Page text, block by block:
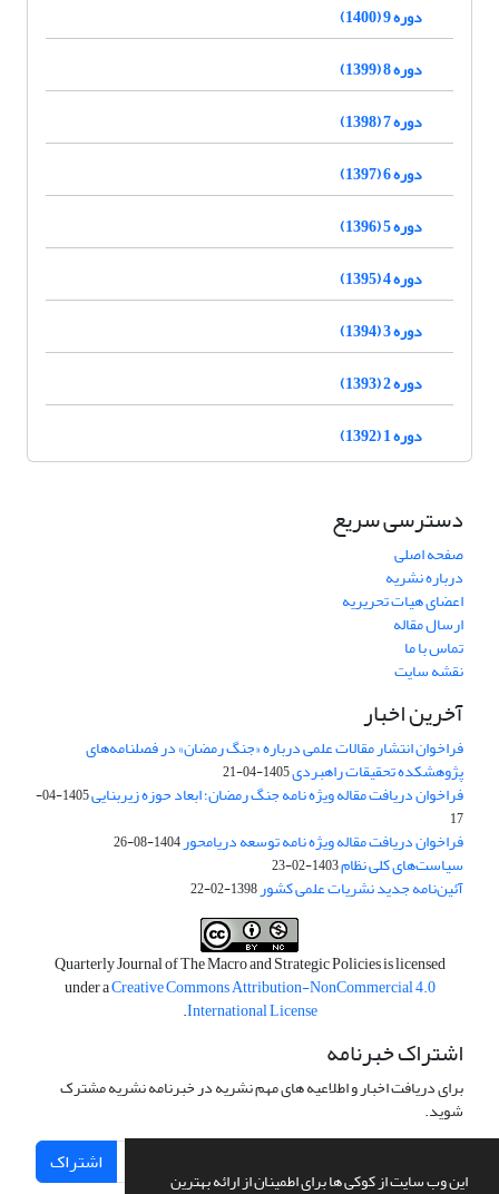
این وب سایت از کوکی ها برای اطمینان از ارائه بهترین
دوره 9 (1400)
دوره 8 (1399)
دوره 7 (1398)
دوره 6 (1397)
دوره 5 (1396)
دوره 4 (1395)
دوره 3 (1394)
دوره 2 (1393)
دوره 1 (1392)
دسترسی سریع
صفحه اصلی
درباره نشریه
اعضای هیات تحریریه
ارسال مقاله
تماس با ما
نقشه سایت
آخرین اخبار
فراخوان انتشار مقالات علمی درباره «جنگ رمضان» در فصلنامه‌های
پژوهشکده تحقیقات راهبردی1405-04-21
فراخوان دریافت مقاله ویژه نامه جنگ رمضان؛ ابعاد حوزه زیربنایی
1405-04-
17
فراخوان دریافت مقاله ویژه نامه توسعه دریامحور1404-08-26
سیاست‌های کلی نظام1403-02-23
آئین‌نامه جدید نشریات علمی کشور1398-02-22
Quarterly Journal of The Macro and Strategic Policies is licensed
under aCreative Commons Attribution-NonCommercial 4.0
International License
.
اشتراک خبرنامه
برای دریافت اخبار و اطلاعیه های مهم نشریه در خبرنامه نشریه مشترک
شوید.
اشتراک